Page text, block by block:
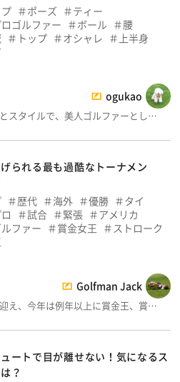
ポーズ
ティー
ゴルファー
ボール
腰
トップ オシャレ
上半身
ogukao
スタイルで、美人ゴルファーとし…
られる最も過酷なトーナメン
歴代 海外 優勝
タイ
試合 緊張
アメリカ
ファー
賞金女王
ストローク
Golfman Jack
え、今年は例年以上に賞金王、賞…
ートで目が離せない！気になるス
？